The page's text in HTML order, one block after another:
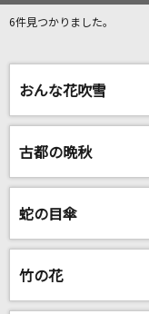
リアルタ
Umbrella
Mrs. GREEN APPLE
GACKT(Gackt)
RE:I AM
6件見つかりました。
おんな花吹雪
古都の晩秋
蛇の目傘
竹の花